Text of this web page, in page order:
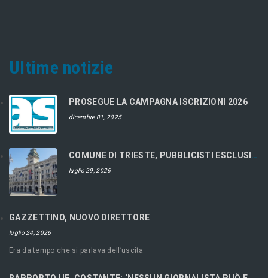
Ultime notizie
PROSEGUE LA CAMPAGNA ISCRIZIONI 2026
dicembre 01, 2025
COMUNE DI TRIESTE, PUBBLICISTI ESCLUSI DAL CONCORSO
luglio 29, 2026
GAZZETTINO, NUOVO DIRETTORE
luglio 24, 2026
Era da tempo che si parlava dell’uscita